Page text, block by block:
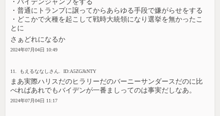
・バイデンジャンプをする
・普通にトランプに譲ってからあらゆる手段で嫌がらせをする
・どこかで火種を起こして戦時大統領になり選挙を無かったこ
とに
さぁどれになるか
2024年07月04日 10:49
11. もえるななしさん. ID:A5ZGJkNTY
まあ実際ハリスだのヒラリーだのバーニーサンダースだのに比
べればあれでもバイデンが一番ましってのは事実だしなあ。
2024年07月04日 11:17